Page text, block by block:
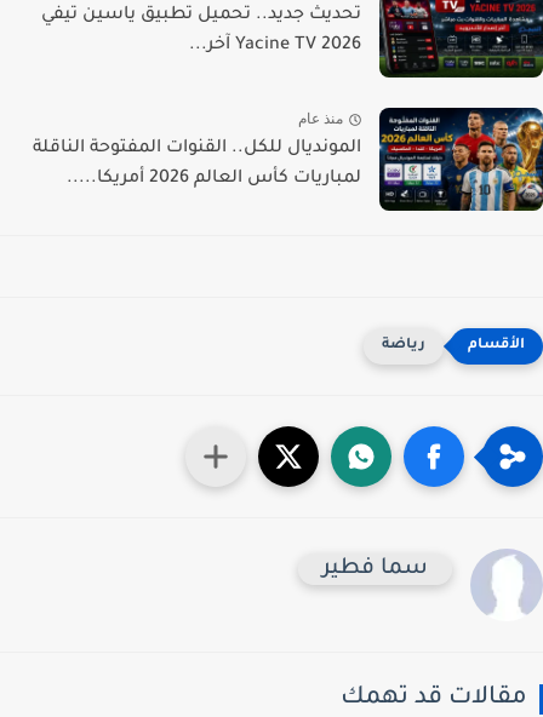
تحديث جديد.. تحميل تطبيق ياسين تيفي
Yacine TV 2026 آخر...
منذ عام
المونديال للكل.. القنوات المفتوحة الناقلة
لمباريات كأس العالم 2026 أمريكا.....
رياضة
سما فطير
قد تهمك